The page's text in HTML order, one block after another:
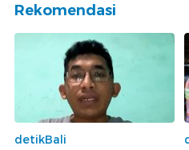
Rekomendasi
detikBali